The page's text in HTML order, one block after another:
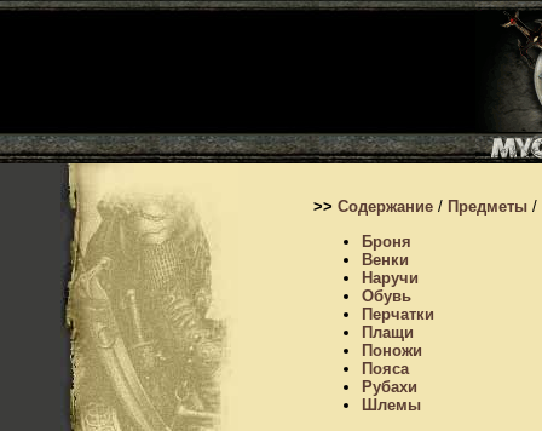
>> Содержание / Предметы /
Броня
Венки
Наручи
Обувь
Перчатки
Плащи
Поножи
Пояса
Рубахи
Шлемы